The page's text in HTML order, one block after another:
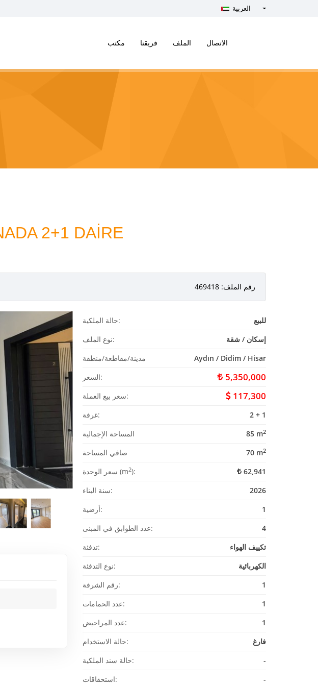
العربية
مكتب فريقنا الملف الاتصال
2+1 DAİRE
رقم الملف: 469418
حالة الملكية:
للبيع
نوع الملف:
إسكان / شقة
مدينة/مقاطعة/منطقة
Aydın / Didim / Hisar
السعر:
5,350,000
سعر بيع العملة: 117,300
غرفة:
2 + 1
المساحة الإجمالية
85 m2
صافي المساحة 70 m2
سعر الوحدة (m2):
62,941
سنة البناء:
2026
أرضية:
1
عدد الطوابق في المبنى:
4
تدفئة:
تكييف الهواء
نوع التدفئة:
الكهربائية
رقم الشرفة:
1
عدد الحمامات:
1
عدد المراحيض:
1
حالة الاستخدام:
فارغ
حالة سند الملكية:
-
استحقاقات:
-